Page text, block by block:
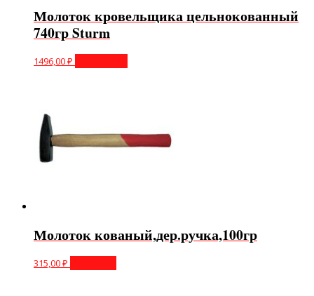
Молоток кровельщика цельнокованный
740гр Sturm
1496,00₽
Молоток кованый,дер.ручка,100гр
315,00₽